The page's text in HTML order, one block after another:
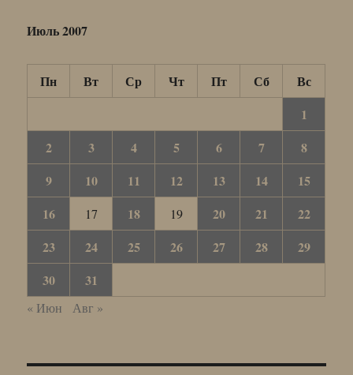
Июль 2007
Пн Вт Ср Чт Пт Сб
Вс
1
2
3 4 5 6 7
8
9
10 11 12 13 14
15
16
17 18 19 20 21
22
23
24 25 26 27 28
29
30
31
« Июн Авг »